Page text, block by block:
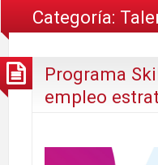
Categoría:
Programa
empleo